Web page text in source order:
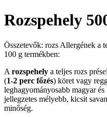
Rozspehely
Összetevők: rozs Allergének a
100 g termékben:
A rozspehely a teljes rozs
(1-2 perc főzés) köret vagy
leghagyományosabb magyar
jellegzetes mélyebb, kicsit
minőség.